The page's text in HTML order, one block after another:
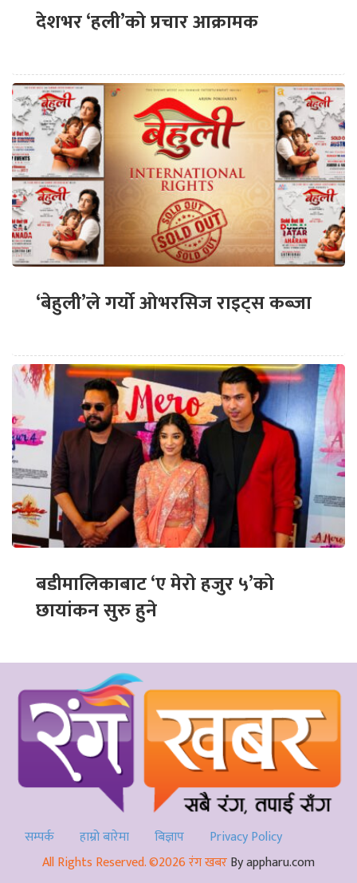
देशभर ‘हली’को प्रचार आक्रामक
‘बेहुली’ले गर्यो ओभरसिज राइट्स कब्जा
बडीमालिकाबाट ‘ए मेरो हजुर ५’को
छायांकन सुरु हुने
सम्पर्क हाम्रो बारेमा बिज्ञाप
Privacy Policy
All Rights Reserved. ©2026 रंग खबरBy appharu.com